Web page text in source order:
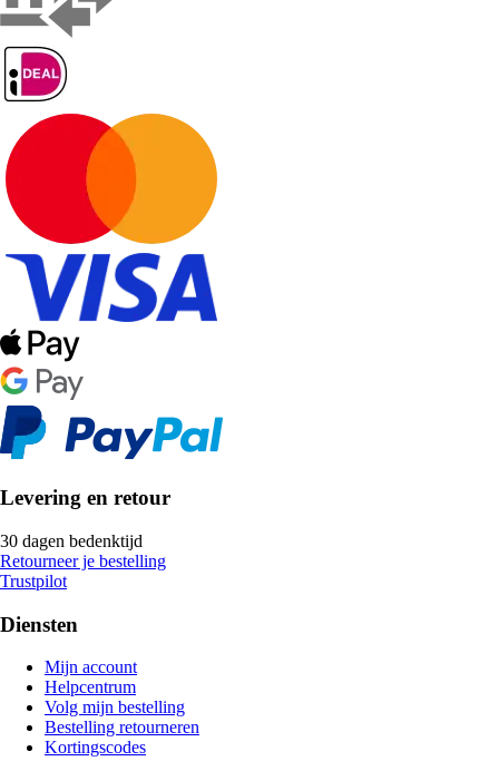
Levering en retour
30 dagen bedenktijd
Retourneer je bestelling
Trustpilot
Diensten
Mijn account
Helpcentrum
Volg mijn bestelling
Bestelling retourneren
Kortingscodes